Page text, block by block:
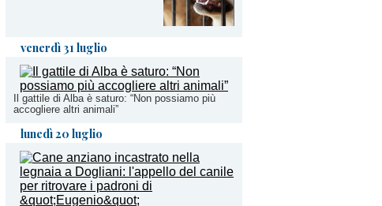
venerdì 31 luglio
Il gattile di Alba è saturo: “Non possiamo più
accogliere altri animali”
lunedì 20 luglio